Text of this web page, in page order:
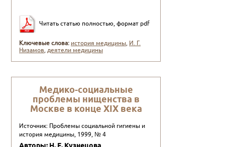
Читать статью полностью, формат pdf
Ключевые слова: история медицины, И. Г.
Низамов,деятели медицины
Медико-социальные
проблемы нищенства в
Москве в конце XIX века
Источник: Проблемы социальной гигиены и
история медицины, 1999, № 4